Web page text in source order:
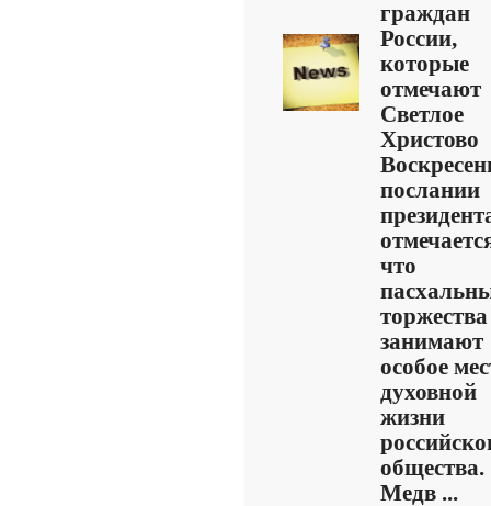
граждан
России,
которые
отмечают
Светлое
Христово
послании
что
торжества
занимают
особое
духовной
жизни
общества.
Медв ...